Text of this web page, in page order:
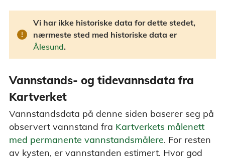
Vi har ikke historiske data for dette stedet,
nærmeste sted med historiske data er
Ålesund.
Vannstands- og tidevannsdata fra
Kartverket
Vannstandsdata på denne siden baserer seg på
observert vannstand fra Kartverkets målenett
med permanente vannstandsmålere. For resten
av kysten, er vannstanden estimert. Hvor god